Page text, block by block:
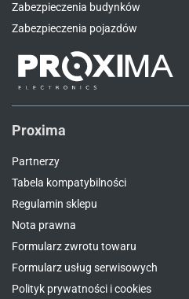
Zabezpieczenia budynków
Zabezpieczenia pojazdów
Proxima
Partnerzy
Tabela kompatybilności
Regulamin sklepu
Nota prawna
Formularz zwrotu towaru
Formularz usług serwisowych
Polityk prywatności i cookies